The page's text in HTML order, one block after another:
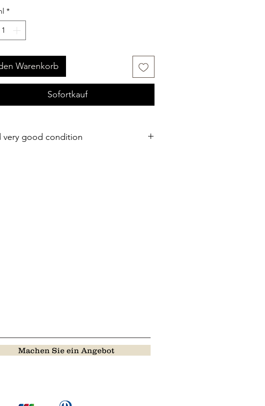
*
Warenkorb
Sofortkauf
very good condition
Machen Sie ein Angebot